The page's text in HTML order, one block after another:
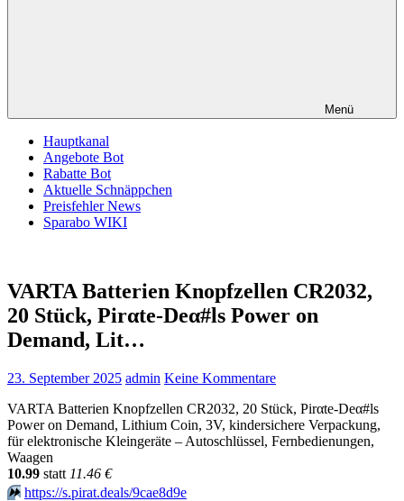
Menü
Hauptkanal
Angebote Bot
Rabatte Bot
Aktuelle Schnäppchen
Preisfehler News
Sparabo WIKI
VARTA Batterien Knopfzellen CR2032,
20 Stück, Pirαtе-Dеα#ls Power on
Demand, Lit…
23. September 2025 admin Keine Kommentare
VARTA Batterien Knopfzellen CR2032, 20 Stück, Pirαtе-Dеα#ls
Power on Demand, Lithium Coin, 3V, kindersichere Verpackung,
für elektronische Kleingeräte – Autoschlüssel, Fernbedienungen,
Waagen
10.99 statt 11.46 €
⏩️ https://s.pirat.deals/9cae8d9e